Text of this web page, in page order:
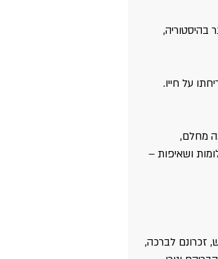
בהיסטוריה,
שנה, בהיותו נער, בבריחתו על חייו.
מחלם,
היו לו חלומות ושאיפות –
עומדים, הינו בו בזמן עצוב וקדוש. כאן התגלה לאחרונה שדמם של 150 איש, זכרונם לברכה,